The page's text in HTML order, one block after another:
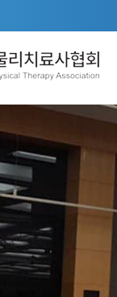
지부소개
인사말
임원소개
연혁